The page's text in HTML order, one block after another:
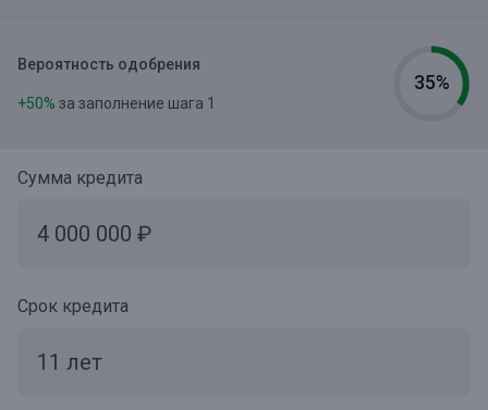
Вероятность одобрения
35%
+50% за заполнение шага 1
Сумма кредита
Срок кредита